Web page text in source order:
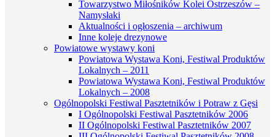
Towarzystwo Miłośników Kolei Ostrzeszów –
Namysłaki
Aktualności i ogłoszenia – archiwum
Inne koleje drezynowe
Powiatowe wystawy koni
Powiatowa Wystawa Koni, Festiwal Produktów
Lokalnych – 2011
Powiatowa Wystawa Koni, Festiwal Produktów
Lokalnych – 2008
Ogólnopolski Festiwal Pasztetników i Potraw z Gęsi
I Ogólnopolski Festiwal Pasztetników 2006
II Ogólnopolski Festiwal Pasztetników 2007